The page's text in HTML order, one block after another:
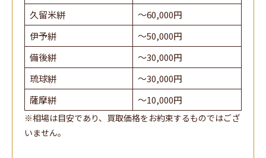
久留米絣
～60,000円
伊予絣
～50,000円
備後絣
～30,000円
琉球絣
～30,000円
薩摩絣
～10,000円
※相場は目安であり、買取価格をお約束するものではござ
いません。